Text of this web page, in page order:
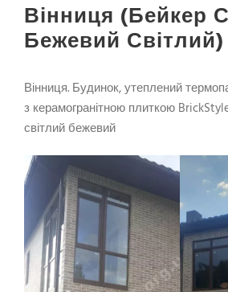
Вінниця (Бейкер
Бежевий Світлий)
Вінниця. Будинок, утеплений
з керамогранітною плиткою
світлий бежевий